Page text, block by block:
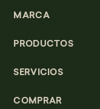
MARCA
PRODUCTOS
SERVICIOS
COMPRAR